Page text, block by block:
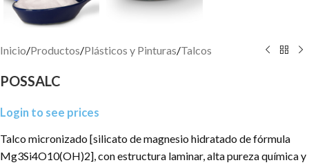
Inicio/Productos/Plásticos y Pinturas/Talcos
POSSALC
Login to see prices
Talco micronizado [silicato de magnesio hidratado de fórmula
Mg3Si4O10(OH)2], con estructura laminar, alta pureza química y